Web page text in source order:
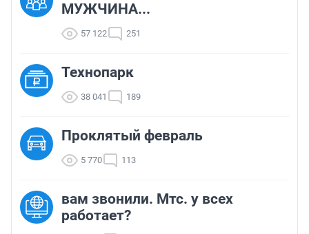
МУЖЧИНА...
57 122 251
Технопарк
38 041 189
Проклятый февраль
5 770 113
вам звонили. Мтс. у всех
работает?